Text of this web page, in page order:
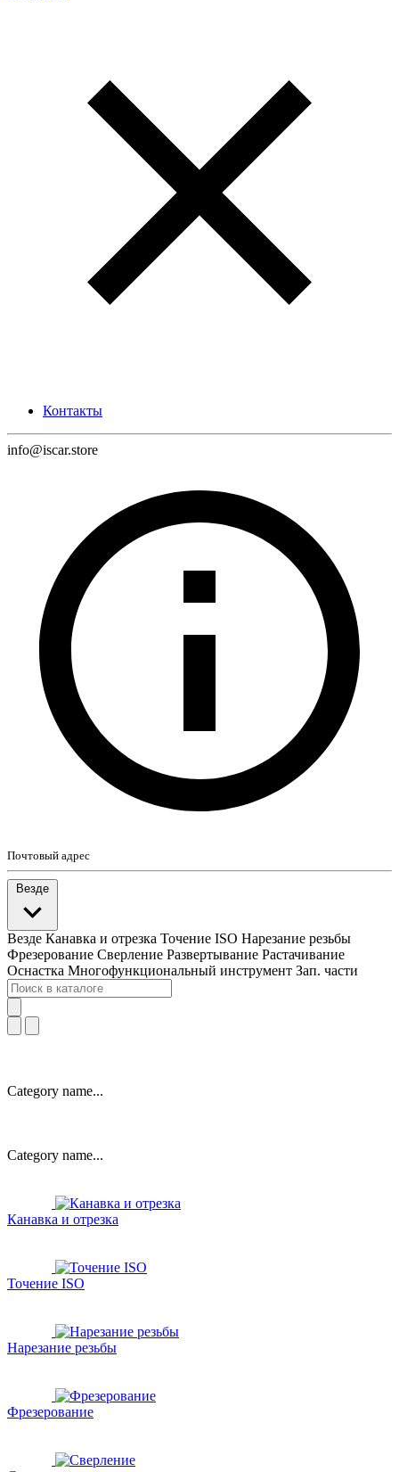
Контакты
info@iscar.store
Почтовый адрес
Везде
Везде Канавка и отрезка Точение ISO Нарезание резьбы
Фрезерование Сверление Развертывание Растачивание
Оснастка Многофункциональный инструмент Зап. части
Category name...
Category name...
Канавка и отрезка
Точение ISO
Нарезание резьбы
Фрезерование